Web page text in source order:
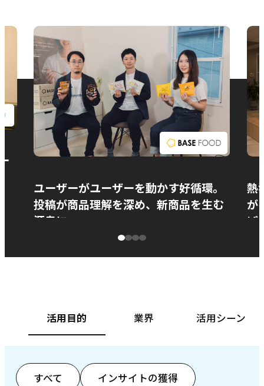
ユーザーがユーザーを動かす好循環。
投稿が商品理解を深め、新商品を生む
源泉に
熱
が
ぱ
活用目的 業界 活用シーン
すべて インサイトの獲得